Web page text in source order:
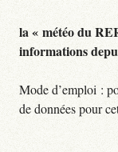
la « météo du
informations
Mode d’emploi :
de données pour